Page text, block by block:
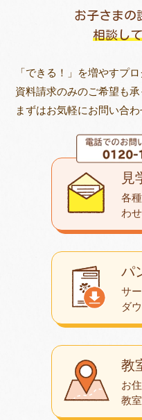
お子さまの
相談し
「できる！」を増やすプ
資料請求のみのご希望も承
まずはお気軽にお問い合わ
教
お
教
パ
サ
ダ
見
各
わ